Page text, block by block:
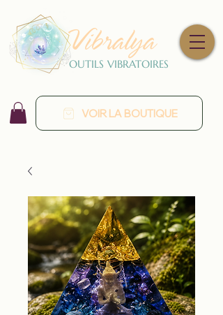
VOIR LA BOUTIQUE
Vibralya
OUTILS VIBRATOIRES